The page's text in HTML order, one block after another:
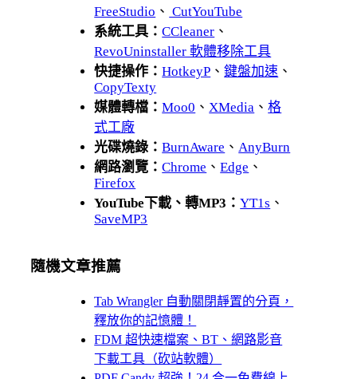
FreeStudio 、 CutYouTube
系統工具：CCleaner 、
RevoUninstaller 軟體移除工具
快捷操作：HotkeyP 、鍵盤加速 、
CopyTexty
媒體轉檔：Moo0 、 XMedia 、格
式工廠
光碟燒錄：BurnAware 、 AnyBurn
網路瀏覽：Chrome 、Edge 、
Firefox
YouTube下載、轉MP3：YT1s 、
SaveMP3
隨機文章推薦
Tab Wrangler 自動關閉靜置的分頁，
釋放你的記憶體！
FDM 超快速檔案、BT、網路影音
下載工具（砍站軟體）